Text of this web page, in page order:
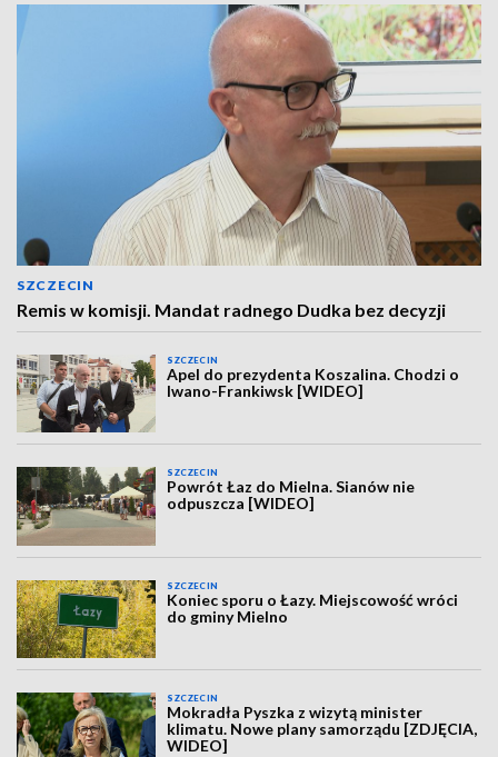
SZCZECIN
Remis w komisji. Mandat radnego Dudka bez decyzji
SZCZECIN
Apel do prezydenta Koszalina. Chodzi o
Iwano-Frankiwsk [WIDEO]
SZCZECIN
Powrót Łaz do Mielna. Sianów nie
odpuszcza [WIDEO]
SZCZECIN
Koniec sporu o Łazy. Miejscowość wróci
do gminy Mielno
SZCZECIN
Mokradła Pyszka z wizytą minister
klimatu. Nowe plany samorządu [ZDJĘCIA,
WIDEO]